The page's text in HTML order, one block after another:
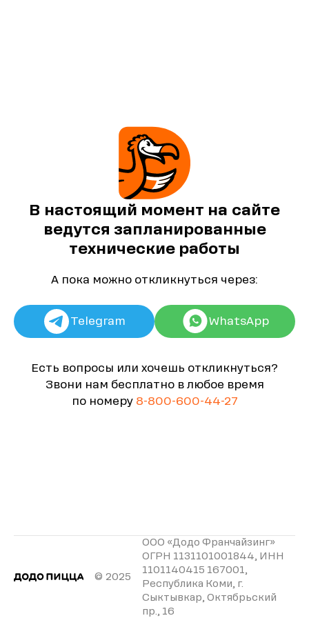
В настоящий момент на сайте
ведутся запланированные
технические работы
А пока можно откликнуться через:
Telegram WhatsApp
Есть вопросы или хочешь откликнуться?
Звони нам бесплатно в любое время
по номеру 8-800-600-44-27
© 2025
ООО «Додо Франчайзинг»
ОГРН 1131101001844, ИНН
1101140415 167001,
Республика Коми, г.
Сыктывкар, Октябрьский
пр., 16